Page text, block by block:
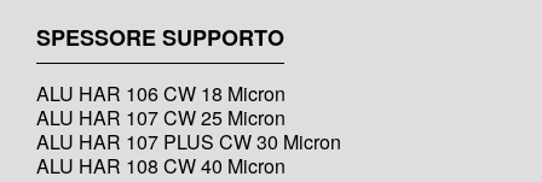
SPESSORE SUPPORTO
ALU HAR 106 CW 18 Micron
ALU HAR 107 CW 25 Micron
ALU HAR 107 PLUS CW 30 Micron
ALU HAR 108 CW 40 Micron